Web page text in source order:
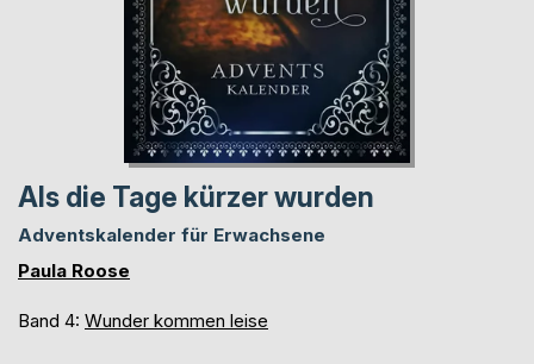
Als die Tage kürzer wurden
Adventskalender für Erwachsene
Paula Roose
Band 4: Wunder kommen leise